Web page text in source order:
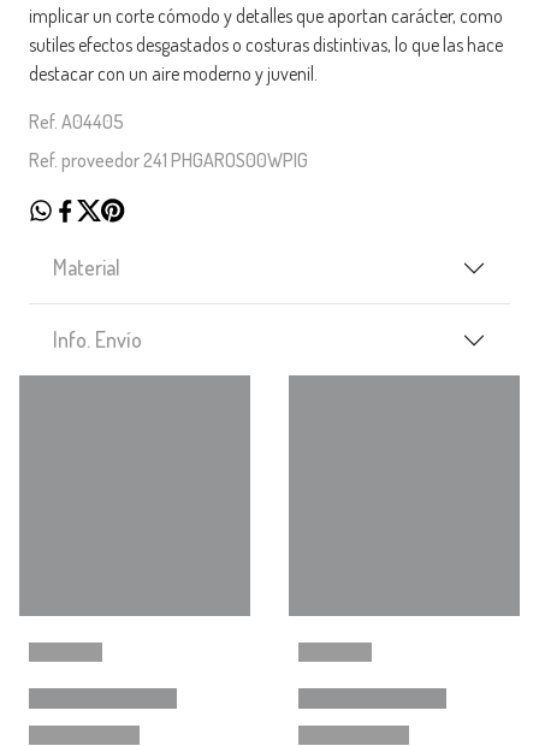
implicar un corte cómodo y detalles que aportan carácter, como
sutiles efectos desgastados o costuras distintivas, lo que las hace
destacar con un aire moderno y juvenil.
Ref. A04405
Ref. proveedor 241 PHGAROS00WPIG
Material
Info. Envío